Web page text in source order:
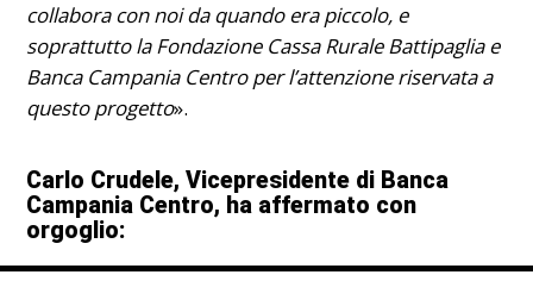
collabora con noi da quando era piccolo, e
soprattutto la Fondazione Cassa Rurale Battipaglia e
Banca Campania Centro per l’attenzione riservata a
questo progetto».
Carlo Crudele, Vicepresidente di Banca
Campania Centro, ha affermato con
orgoglio: